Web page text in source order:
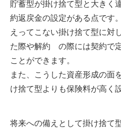
貯蓄型が掛け捨て型と大きく
約返戻金の設定がある点です
えってこない掛け捨て型に対
た際や解約 の際には契約で
ことができます。
また、こうした資産形成の面
け捨て型よりも保険料が高く
将来への備えとして掛け捨て